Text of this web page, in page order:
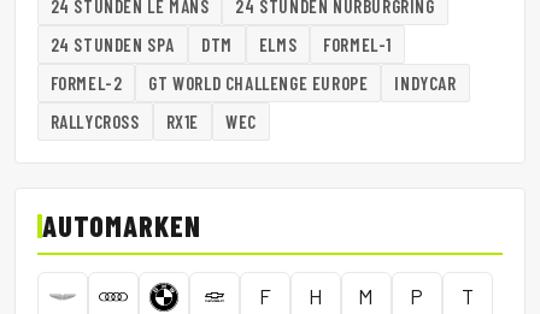
24 STUNDEN LE MANS
24 STUNDEN NÜRBURGRING
24 STUNDEN SPA
DTM ELMS
FORMEL-1
FORMEL-2
GT WORLD CHALLENGE EUROPE
INDYCAR
RALLYCROSS
RX1E WEC
AUTOMARKEN
F H M P T